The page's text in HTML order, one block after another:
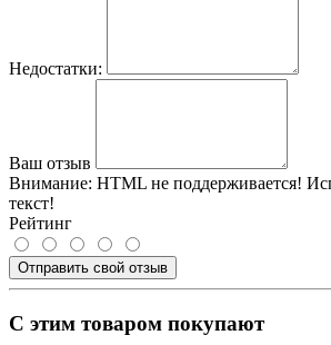
Недостатки:
Ваш отзыв
Внимание: HTML не поддерживается!
текст!
Рейтинг
Отправить свой отзыв
С этим товаром покупают